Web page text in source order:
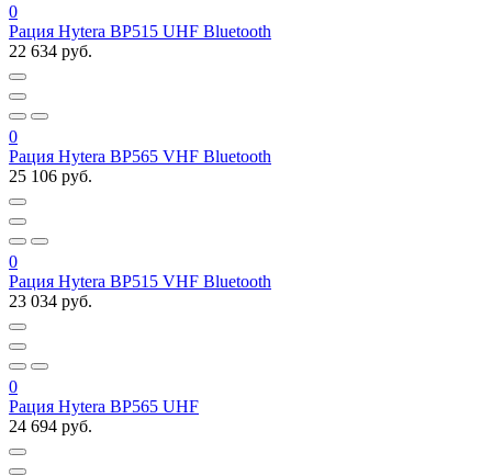
0
Рация Hytera BP515 UHF Bluetooth
22 634 руб.
0
Рация Hytera BP565 VHF Bluetooth
25 106 руб.
0
Рация Hytera BP515 VHF Bluetooth
23 034 руб.
0
Рация Hytera BP565 UHF
24 694 руб.